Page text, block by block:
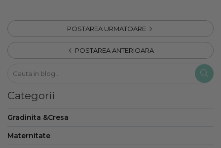
POSTAREA URMATOARE
POSTAREA ANTERIOARA
Categorii
Gradinita &Cresa
Maternitate